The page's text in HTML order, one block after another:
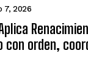
7, 2026
con orden,